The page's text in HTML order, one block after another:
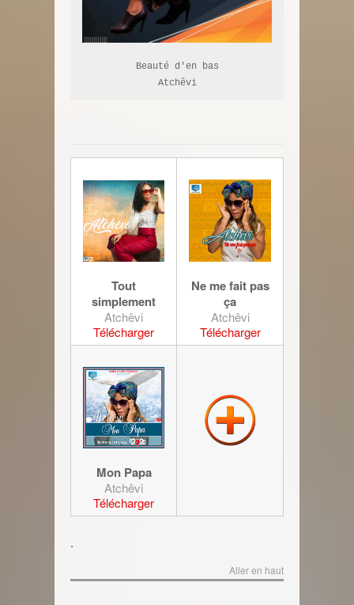
Beauté d'en bas
Atchêvi
Tout
simplement
Atchêvi
Télécharger
Ne me fait pas
ça
Atchêvi
Télécharger
Mon Papa
Atchêvi
Télécharger
.
Aller en haut